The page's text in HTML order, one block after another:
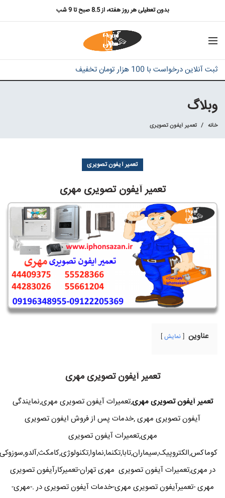
بدون تعطیلی هر روز هفته، از 8.5 صبح تا 9 شب
ثبت آنلاین درخواست با 100 هزار تومان تخفیف
وبلاگ
خانه تعمیر آیفون تصویری
تعمیر آیفون تصویری
تعمیر آیفون تصویری مهری
عناوین نمایش
تعمیر آیفون تصویری مهری
تعمیر آیفون تصویری مهری,تعمیرات آیفون تصویری مهری,نمایندگی
آیفون تصویری مهری ,خدمات پس از فروش ایفون تصویری
مهری,تعمیرات آیفون تصویری
کوماکس,الکتروپیک,سیماران,تابا,تکنما,نماوا,تکنولوژی,کامکث,آلدو,سوزوکی
در مهری,تعمیرات آیفون تصویری مهری تهران-تعمیرکارآیفون تصویری
مهری -تعمیرآیفون تصویری مهری-خدمات آیفون تصویری در .-مهری-